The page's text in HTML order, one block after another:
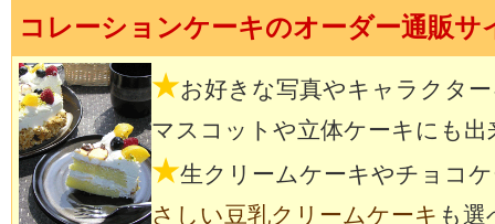
コレーションケーキのオーダー通販サ
★お好きな写真やキャラクタ
マスコットや立体ケーキにも出
★生クリームケーキやチョコ
さしい豆乳クリームケーキ も選